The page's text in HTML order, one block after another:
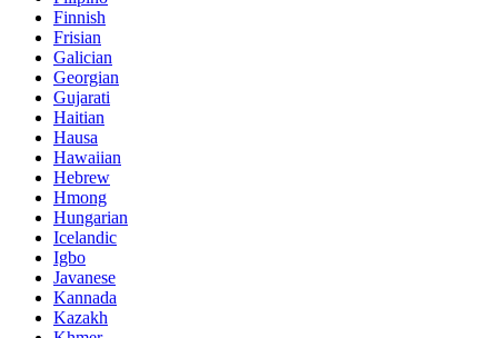
Finnish
Frisian
Galician
Georgian
Gujarati
Haitian
Hausa
Hawaiian
Hebrew
Hmong
Hungarian
Icelandic
Igbo
Javanese
Kannada
Kazakh